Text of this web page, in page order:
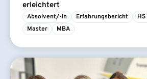
erleichtert
Absolvent/-in Erfahrungsbericht
Master
MBA